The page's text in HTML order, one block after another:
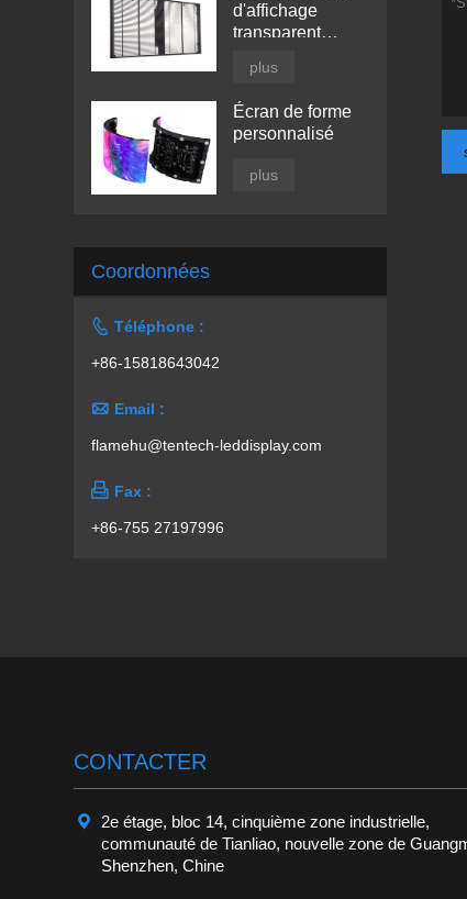
d'affichage
transparent
plus
Écran de forme
personnalisé
plus
Coordonnées
 Téléphone :
+86-15818643042
 Email :
flamehu@tentech-leddisplay.com
 Fax :
+86-755 27197996
CONTACTER

2e étage, bloc 14, cinquième zone industrielle,
communauté de Tianliao, nouvelle zone de
Shenzhen, Chine